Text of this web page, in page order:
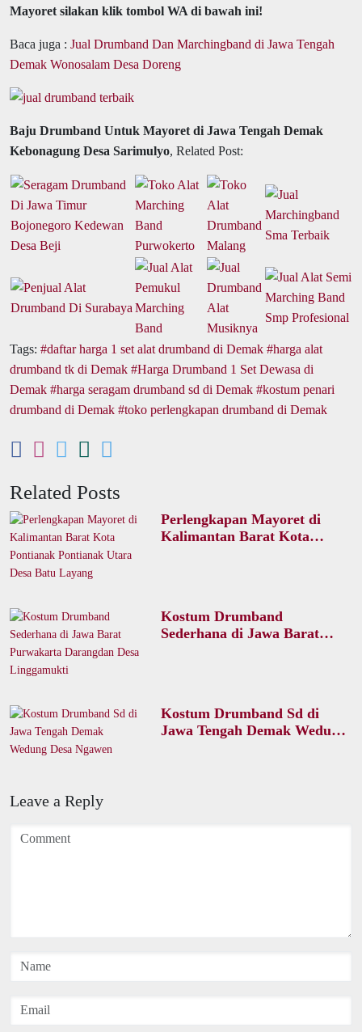
Mayoret silakan klik tombol WA di bawah ini!
Baca juga : Jual Drumband Dan Marchingband di Jawa Tengah
Demak Wonosalam Desa Doreng
Baju Drumband Untuk Mayoret di Jawa Tengah Demak
Kebonagung Desa Sarimulyo, Related Post:
Tags: daftar harga 1 set alat drumband di Demak
harga alat
drumband tk di Demak
Harga Drumband 1 Set Dewasa di
Demak
harga seragam drumband sd di Demak
kostum penari
drumband di Demak
toko perlengkapan drumband di Demak
Related Posts
Perlengkapan Mayoret di
Kalimantan Barat Kota
Kostum Drumband
Sederhana di Jawa Barat
Kostum Drumband Sd di
Jawa Tengah Demak Wedung
Leave a Reply